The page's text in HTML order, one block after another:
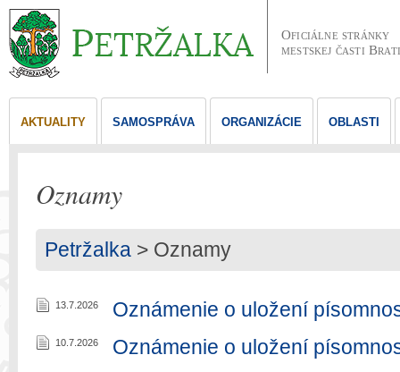
Oficiálne stránky
mestskej časti
AKTUALITY SAMOSPRÁVA ORGANIZÁCIE OBLASTI
Oznamy
Petržalka > Oznamy
13.7.2026 Oznámenie o uložení
10.7.2026 Oznámenie o uložení